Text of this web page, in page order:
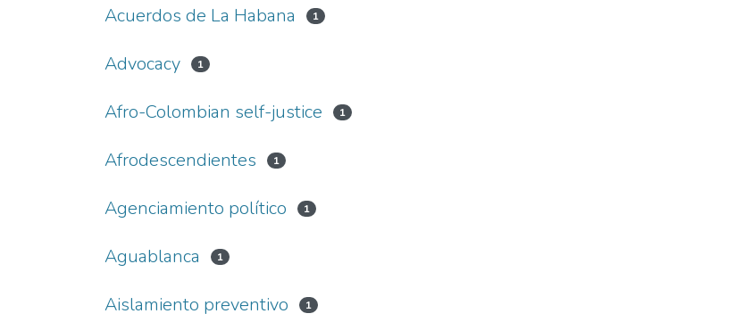
Acuerdos de La Habana 1
Advocacy 1
Afro-Colombian self-justice 1
Afrodescendientes 1
Agenciamiento político 1
Aguablanca 1
Aislamiento preventivo 1